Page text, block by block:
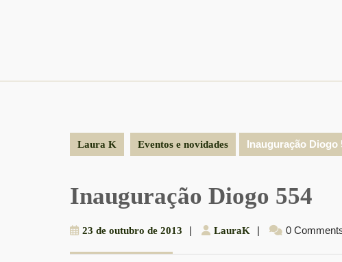
Laura K Eventos e novidades Inauguração Diogo
Inauguração Diogo 554
23 de outubro de 2013 23| LauraK LauraK
| 0